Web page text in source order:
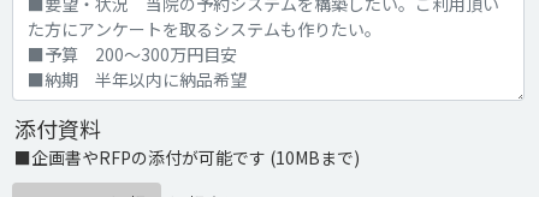
添付資料
■企画書やRFPの添付が可能です (10MBまで)